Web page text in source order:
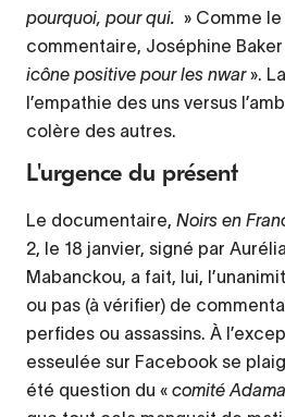
pourquoi, pour qui. » Comme
commentaire, Joséphine Baker
icône positive pour les nwar».
l’empathie des uns versus
colère des autres.
L'urgence du présent
Le documentaire, Noirs en
2, le 18 janvier, signé par
Mabanckou, a fait, lui,
ou pas (à vérifier) de
perfides ou assassins. À
esseulée sur Facebook se
été question du « comité